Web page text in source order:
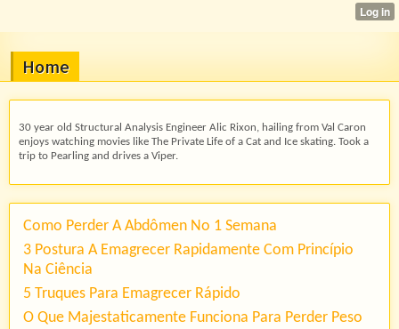
Home
30 year old Structural Analysis Engineer Alic Rixon, hailing from Val Caron
enjoys watching movies like The Private Life of a Cat and Ice skating. Took a
trip to Pearling and drives a Viper.
Como Perder A Abdômen No 1 Semana
3 Postura A Emagrecer Rapidamente Com Princípio
Na Ciência
5 Truques Para Emagrecer Rápido
O Que Majestaticamente Funciona Para Perder Peso